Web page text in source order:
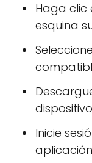
Haga clic
esquina
Inicie